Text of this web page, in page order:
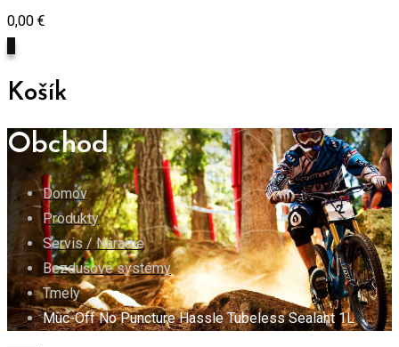
0,00 €
Košík
Obchod
Domov
Produkty
Servis / Náradie
Bezdušové systémy
Tmely
Muc-Off No Puncture Hassle Tubeless Sealant 1L